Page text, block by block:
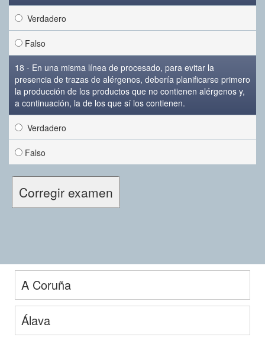
Verdadero
Falso
18 - En una misma línea de procesado, para evitar la
presencia de trazas de alérgenos, debería planificarse primero
la producción de los productos que no contienen alérgenos y,
a continuación, la de los que sí los contienen.
Verdadero
Falso
A Coruña
Álava